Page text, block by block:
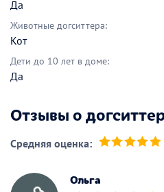
Да
Животные догситтера:
Кот
Дети до 10 лет в доме:
Да
Отзывы о
Средняя оценка:
Ольга